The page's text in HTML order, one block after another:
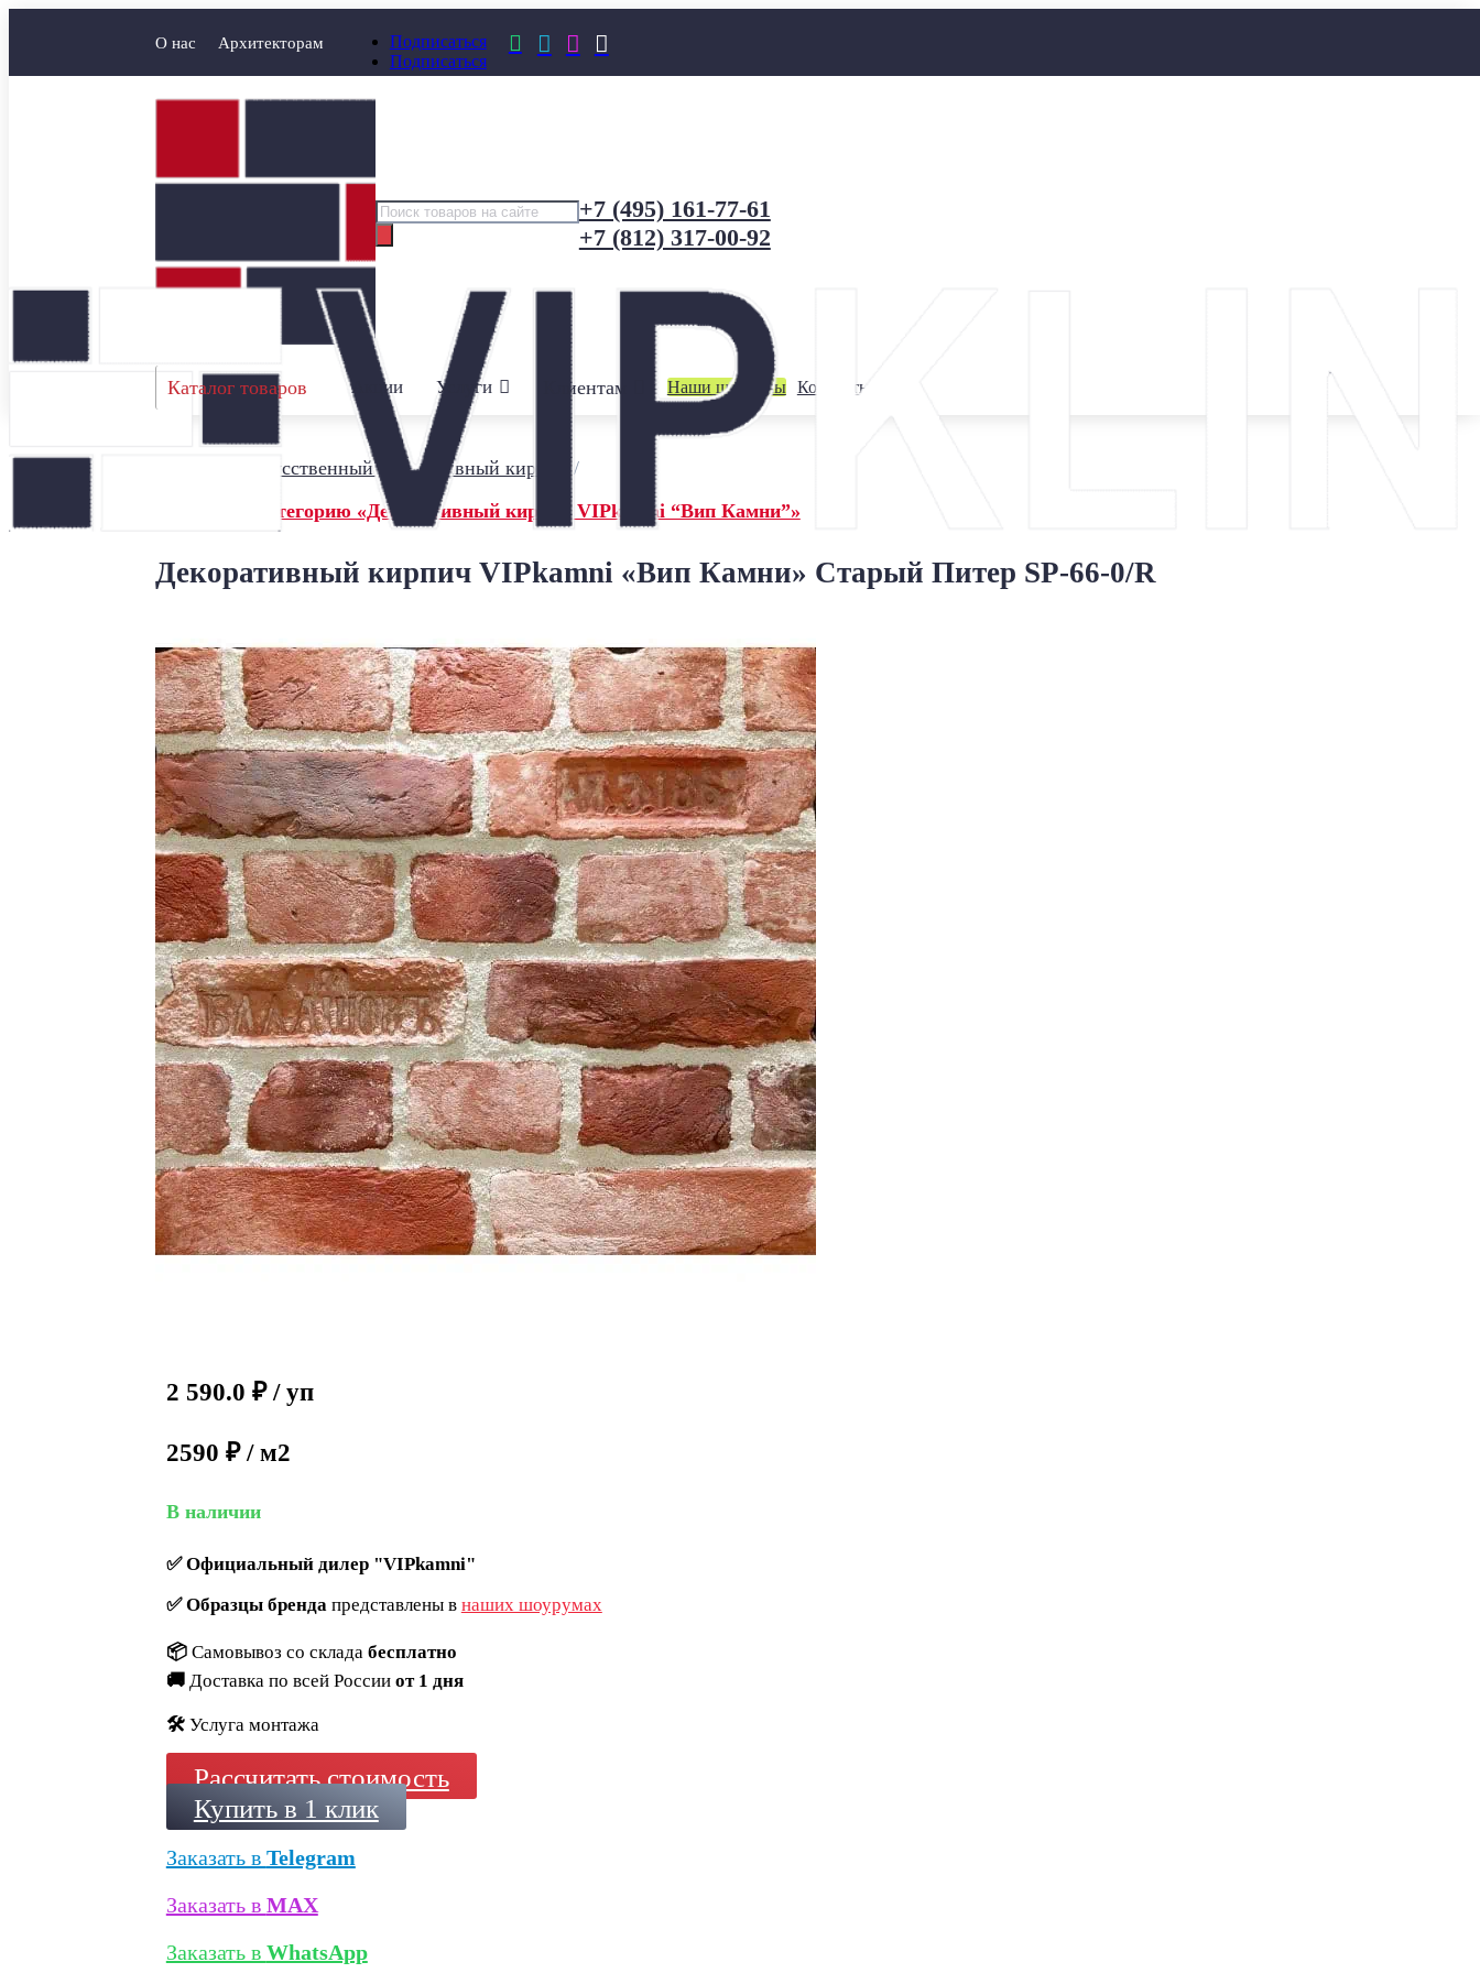
О нас Архитекторам
Подписаться
Подписаться
   
Поиск
товаров
+7 (495) 161-77-61
+7 (812) 317-00-92
Каталог товаров Акции Услуги Клиентам Наши шоурумы Контакты
Искусственный декоративный кирпич
/
← Назад в категорию «Декоративный кирпич VIPkamni “Вип Камни”»
Декоративный кирпич VIPkamni «Вип Камни» Старый Питер SP-66-0/R
2 590.0 ₽ / уп
2590 ₽ / м2
В наличии
✅Официальный дилер "VIPkamni"
✅Образцы брендапредставлены в наших шоурумах
📦 Самовывоз со склада бесплатно
🚚 Доставка по всей России от 1 дня
🛠️ Услуга монтажа
Рассчитать стоимость
Купить в 1 клик
Заказать в Telegram
Заказать в MAX
Заказать в WhatsApp